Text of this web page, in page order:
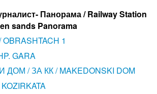
Панорама / Railway Station
sands Panorama
1
GARA
/ ЗА КК / MAKEDONSKI DOM